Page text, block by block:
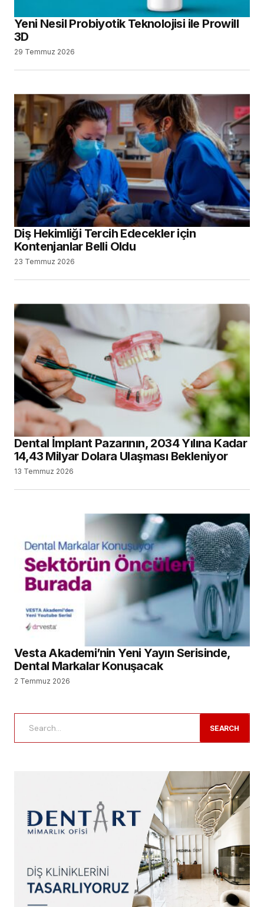
Yeni Nesil Probiyotik Teknolojisi ile Prowill
3D
29 Temmuz 2026
Diş Hekimliği Tercih Edecekler için
Kontenjanlar Belli Oldu
23 Temmuz 2026
Dental İmplant Pazarının, 2034 Yılına Kadar
14,43 Milyar Dolara Ulaşması Bekleniyor
13 Temmuz 2026
Vesta Akademi’nin Yeni Yayın Serisinde,
Dental Markalar Konuşacak
2 Temmuz 2026
SEARCH